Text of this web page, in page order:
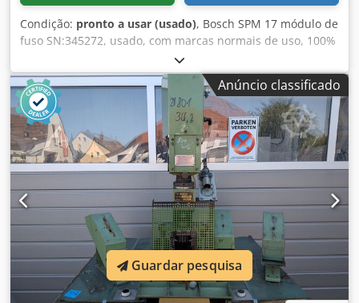
Condição: pronto a usar (usado), Bosch SPM 17 módulo de
fuso SN:345272, usado, com marcas normais de uso, 100%
funcional, fornecimento conforme fotos. Csdpfex Eqy Ejx
Aiyjrf
Anúncio classificado
Guardar pesquisa